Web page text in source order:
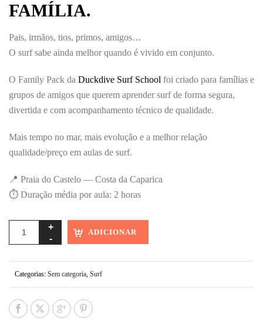
FAMÍLIA.
Pais, irmãos, tios, primos, amigos…
O surf sabe ainda melhor quando é vivido em conjunto.
O Family Pack da Duckdive Surf School foi criado para famílias e
grupos de amigos que querem aprender surf de forma segura,
divertida e com acompanhamento técnico de qualidade.
Mais tempo no mar, mais evolução e a melhor relação
qualidade/preço em aulas de surf.
📍 Praia do Castelo — Costa da Caparica
⏱ Duração média por aula: 2 horas
ADICIONAR
Categorias: Sem categoria, Surf